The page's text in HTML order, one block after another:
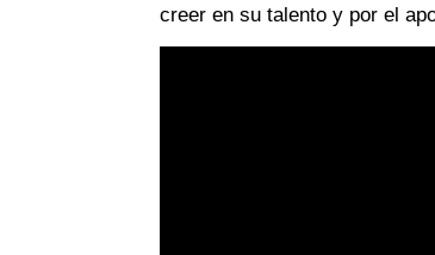
creer en su talento y por el